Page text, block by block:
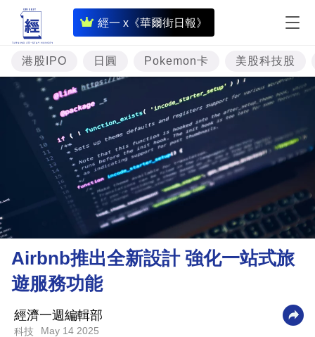
經一 x《華爾街日報》
即
時
財
經
專
投
資
樓
市
理
財
商
業
科
港股IPO 日圓 Pokemon卡 美股科技股
Airbnb推出全新設計 強化一站式旅
遊服務功能
經濟一週編輯部
科技 May 14 2025